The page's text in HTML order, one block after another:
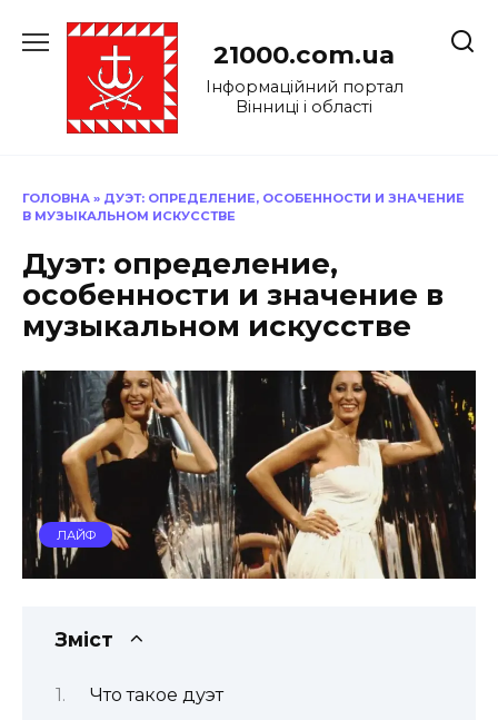
до
21000.com.ua
Інформаційний портал
Вінниці і області
ГОЛОВНА » ДУЭТ: ОПРЕДЕЛЕНИЕ, ОСОБЕННОСТИ И ЗНАЧЕНИЕ
В МУЗЫКАЛЬНОМ ИСКУССТВЕ
Дуэт: определение,
особенности и значение в
музыкальном искусстве
ЛАЙФ
Зміст
Что такое дуэт